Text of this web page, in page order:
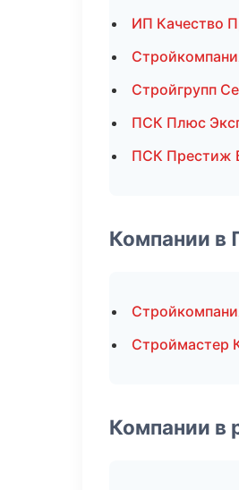
ИП Качество
Стройгрупп
ПСК Плюс
ПСК Престиж
Компании в
Строймастер
Компании в